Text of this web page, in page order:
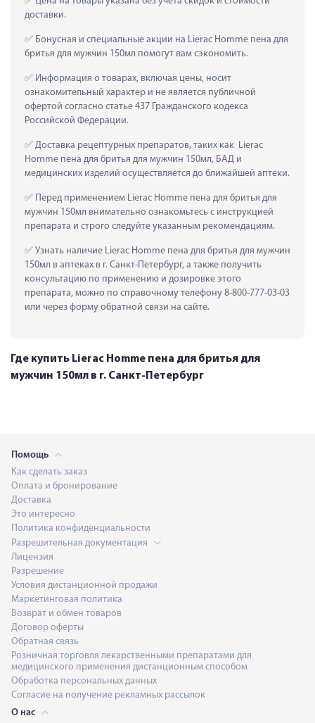
доставки.
Бонусная и специальные акции на Lierac Homme пена для
бритья для мужчин 150мл помогут вам сэкономить.
Информация о товарах, включая цены, носит
ознакомительный характер и не является публичной
офертой согласно статье 437 Гражданского кодекса
Российской Федерации.
Доставка рецептурных препаратов, таких как  Lierac
Homme пена для бритья для мужчин 150мл, БАД и
медицинских изделий осуществляется до ближайшей аптеки.
Перед применением Lierac Homme пена для бритья для
мужчин 150мл внимательно ознакомьтесь с инструкцией
препарата и строго следуйте указанным рекомендациям.
Узнать наличие Lierac Homme пена для бритья для мужчин
150мл в аптеках в г. Санкт-Петербург, а также получить
консультацию по применению и дозировке этого
препарата, можно по справочному телефону 8-800-777-03-03
или через форму обратной связи на сайте.
Где купить Lierac Homme пена для бритья для
мужчин 150мл в г. Санкт-Петербург
Помощь
Как сделать заказ
Оплата и бронирование
Доставка
Это интересно
Политика конфиденциальности
Разрешительная документация
Лицензия
Разрешение
Условия дистанционной продажи
Маркетинговая политика
Возврат и обмен товаров
Договор оферты
Обратная связь
Розничная торговля лекарственными препаратами для
медицинского применения дистанционным способом
Обработка персональных данных
Согласие на получение рекламных рассылок
О нас